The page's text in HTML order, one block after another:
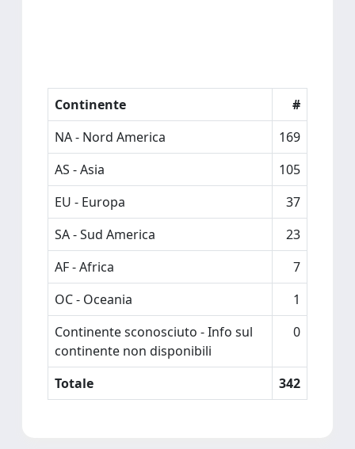
Continente
#
NA - Nord America
169
AS - Asia
105
EU - Europa
37
SA - Sud America
23
AF - Africa
7
OC - Oceania
1
Continente sconosciuto - Info sul
continente non disponibili
0
Totale 342